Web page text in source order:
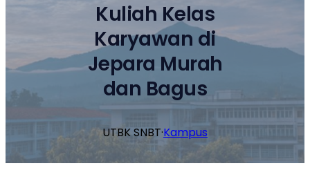
Kuliah Kelas
Karyawan di
Jepara Murah
dan Bagus
UTBK SNBT·Kampus